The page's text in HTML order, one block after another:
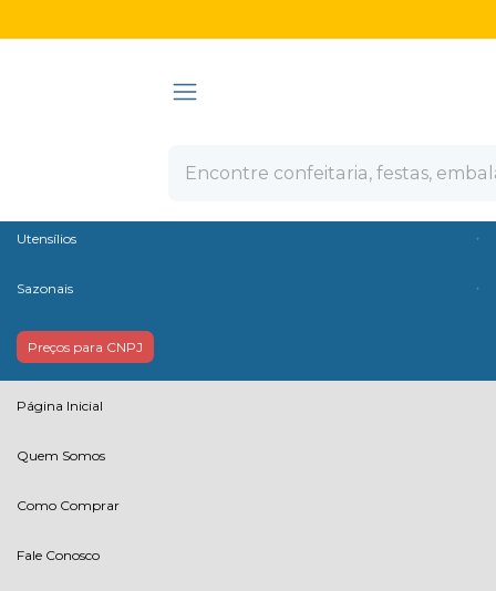
Ver todas as categorias
Utensílios
Sazonais
Preços para CNPJ
Página Inicial
Quem Somos
Como Comprar
Fale Conosco